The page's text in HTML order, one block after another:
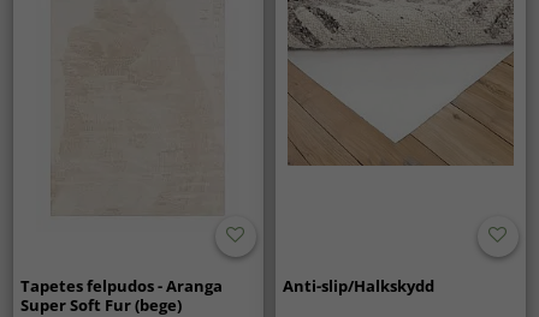
Tapetes felpudos - Aranga
Super Soft Fur (bege)
Anti-slip/Halkskydd